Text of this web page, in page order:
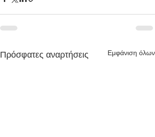
Πρόσφατες αναρτήσεις Εμφάνιση όλων